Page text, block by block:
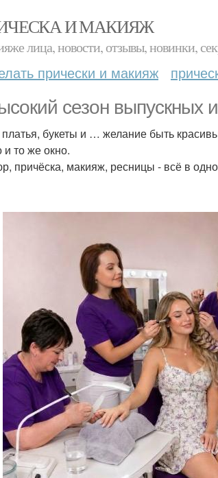
И МАКИЯЖ
лица, новости, отзывы, новинки,
прически и макияж
сезон выпускных
букеты и … желание быть
то же окно.
причёска, макияж, ресницы - всё в